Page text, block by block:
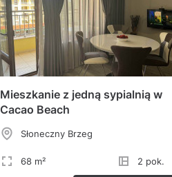
Mieszkanie z jedną sypialnią w
Cacao Beach
Słoneczny Brzeg
68 m² 2 pok.